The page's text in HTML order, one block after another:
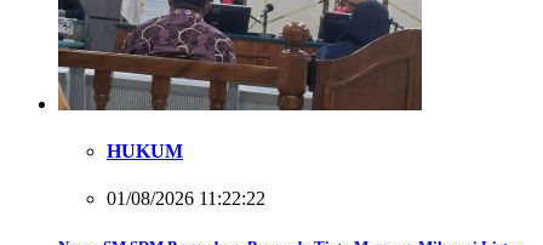
HUKUM
01/08/2026 11:22:22